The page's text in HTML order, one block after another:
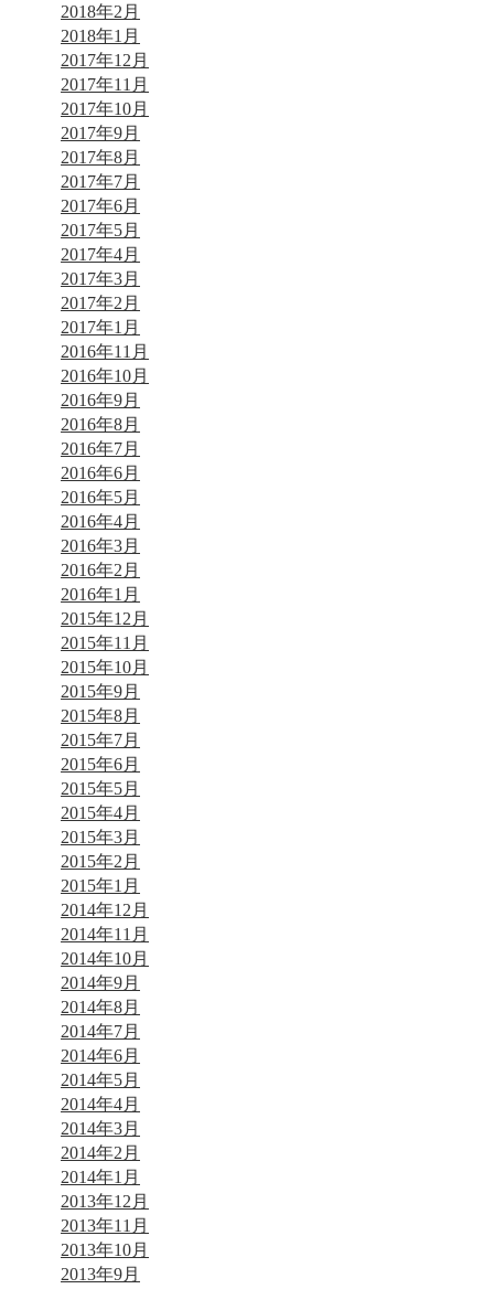
2018年2月
2018年1月
2017年12月
2017年11月
2017年10月
2017年9月
2017年8月
2017年7月
2017年6月
2017年5月
2017年4月
2017年3月
2017年2月
2017年1月
2016年11月
2016年10月
2016年9月
2016年8月
2016年7月
2016年6月
2016年5月
2016年4月
2016年3月
2016年2月
2016年1月
2015年12月
2015年11月
2015年10月
2015年9月
2015年8月
2015年7月
2015年6月
2015年5月
2015年4月
2015年3月
2015年2月
2015年1月
2014年12月
2014年11月
2014年10月
2014年9月
2014年8月
2014年7月
2014年6月
2014年5月
2014年4月
2014年3月
2014年2月
2014年1月
2013年12月
2013年11月
2013年10月
2013年9月